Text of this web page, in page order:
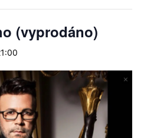
(vyprodáno)